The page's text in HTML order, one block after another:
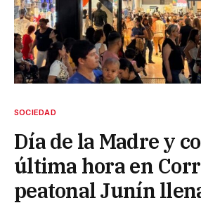
SOCIEDAD
Día de la Madre y
última hora en
peatonal Junín